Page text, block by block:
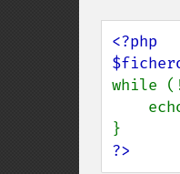
<?php
while
?>